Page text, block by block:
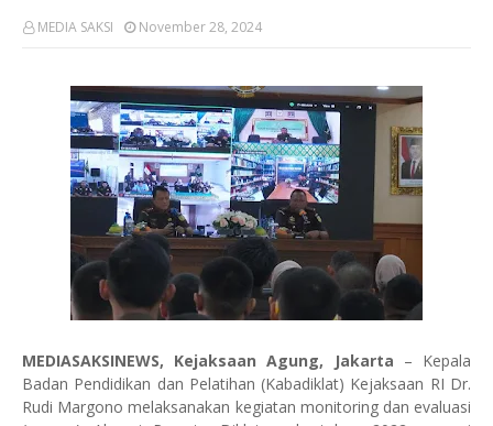
MEDIA SAKSI November 28, 2024
MEDIASAKSINEWS, Kejaksaan Agung, Jakarta – Kepala
Badan Pendidikan dan Pelatihan (Kabadiklat) Kejaksaan RI Dr.
Rudi Margono melaksanakan kegiatan monitoring dan evaluasi